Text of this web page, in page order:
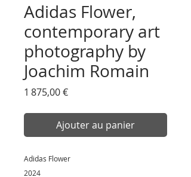
Adidas Flower,
contemporary art
photography by
Joachim Romain
1 875,00 €Prix
Ajouter au panier
Adidas Flower
2024